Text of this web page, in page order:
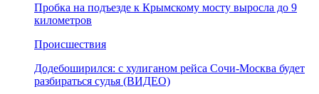
Пробка на подъезде к Крымскому мосту выросла до 9
километров
Происшествия
Додебоширился: с хулиганом рейса Сочи-Москва будет
разбираться судья (ВИДЕО)